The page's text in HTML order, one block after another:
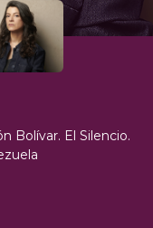
Bolívar. El Silencio.